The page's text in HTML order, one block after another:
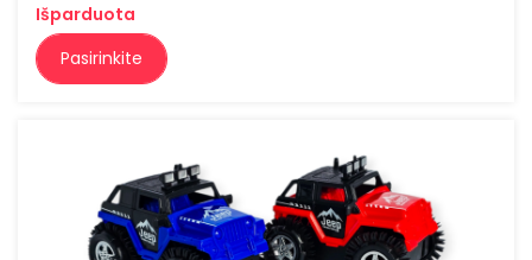
Išparduota
Pasirinkite